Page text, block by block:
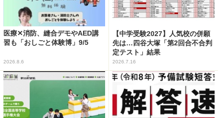
医療✕消防、縫合デモやAED講
習も「おしごと体験博」9/5
2026.8.6
【中学受験2027】人気校の併願
先は…四谷大塚「第2回合不合判
定テスト」結果
2026.7.16